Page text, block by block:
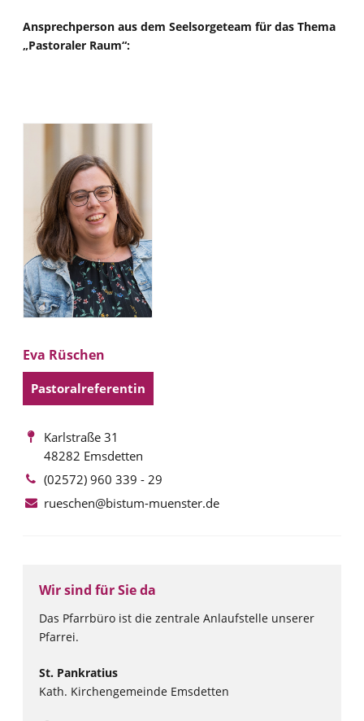
Ansprechperson aus dem Seelsorgeteam für das Thema
„Pastoraler Raum“:
Eva Rüschen
Pastoralreferentin
Karlstraße 31
48282 Emsdetten
(02572) 960 339 - 29
rueschen@bistum-muenster.de
Wir sind für Sie da
Das Pfarrbüro ist die zentrale Anlaufstelle unserer
Pfarrei.
St. Pankratius
Kath. Kirchengemeinde Emsdetten